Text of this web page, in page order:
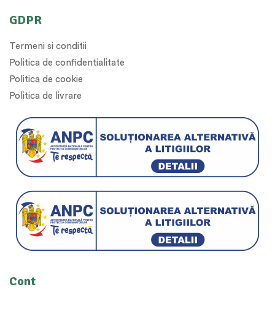
GDPR
Termeni si conditii
Politica de confidentialitate
Politica de cookie
Politica de livrare
Cont